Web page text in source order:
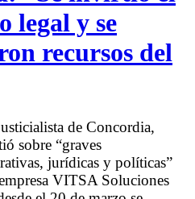
legal y se
recursos del
de Concordia,
sobre “graves
jurídicas y políticas”
VITSA Soluciones